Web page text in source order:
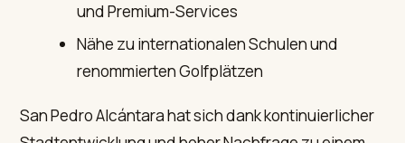
und Premium-Services
Nähe zu internationalen Schulen und
renommierten Golfplätzen
San Pedro Alcántara hat sich dank kontinuierlicher